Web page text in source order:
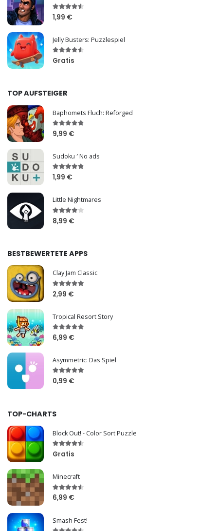
1,99 €
Jelly Busters: Puzzlespiel
Gratis
TOP AUFSTEIGER
Baphomets Fluch: Reforged
9,99 €
Sudoku ′ No ads
1,99 €
Little Nightmares
8,99 €
BESTBEWERTETE APPS
Clay Jam Classic
2,99 €
Tropical Resort Story
6,99 €
Asymmetric: Das Spiel
0,99 €
TOP-CHARTS
Block Out! - Color Sort Puzzle
Gratis
Minecraft
6,99 €
Smash Fest!